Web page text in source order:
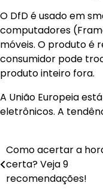
O DfD é usado em
computadores
móveis. O produto é
consumidor pode
produto inteiro fora.
A União Europeia
eletrônicos. A
Navegação
de
Como acertar a
certa? Veja 9
recomendações!